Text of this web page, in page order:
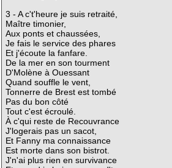
3 - A c't'heure je suis retraité,
Maître timonier,
Aux ponts et chaussées,
Je fais le service des phares
Et j'écoute la fanfare.
De la mer en son tourment
D'Molène à Ouessant
Quand souffle le vent,
Tonnerre de Brest est tombé
Pas du bon côté
Tout c'est écroulé.
À c'qui reste de Recouvrance
J'logerais pas un sacot,
Et Fanny ma connaissance
Est morte dans son bistrot.
J'n'ai plus rien en survivance